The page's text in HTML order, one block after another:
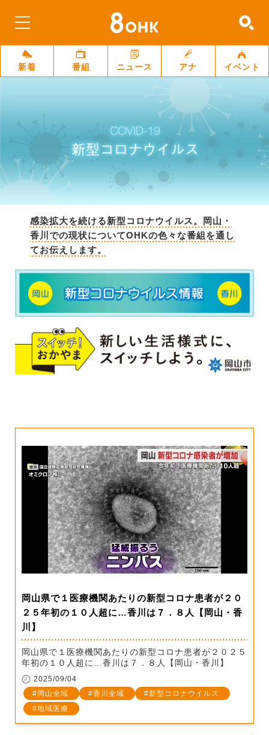
新着 番組 ニュース アナ イベント
感染拡大を続ける新型コロナウイルス。岡山・
香川での現状についてOHKの色々な番組を通し
てお伝えします。
岡山県で１医療機関あたりの新型コロナ患者が２０
２５年初の１０人超に…香川は７．８人【岡山・香
川】
岡山県で１医療機関あたりの新型コロナ患者が２０２５
年初の１０人超に…香川は７．８人【岡山・香川】
2025/09/04
岡山全域
香川全域
新型コロナウイルス
地域医療